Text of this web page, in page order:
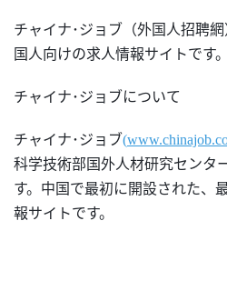
チャイナ･ジョブ（外国人招聘
国人向けの求人情報サイトです。
チャイナ･ジョブについて
チャイナ･ジョブ(
科学技術部国外人材研究センタ
す。 中国で最初に開設された、
報サイトです。